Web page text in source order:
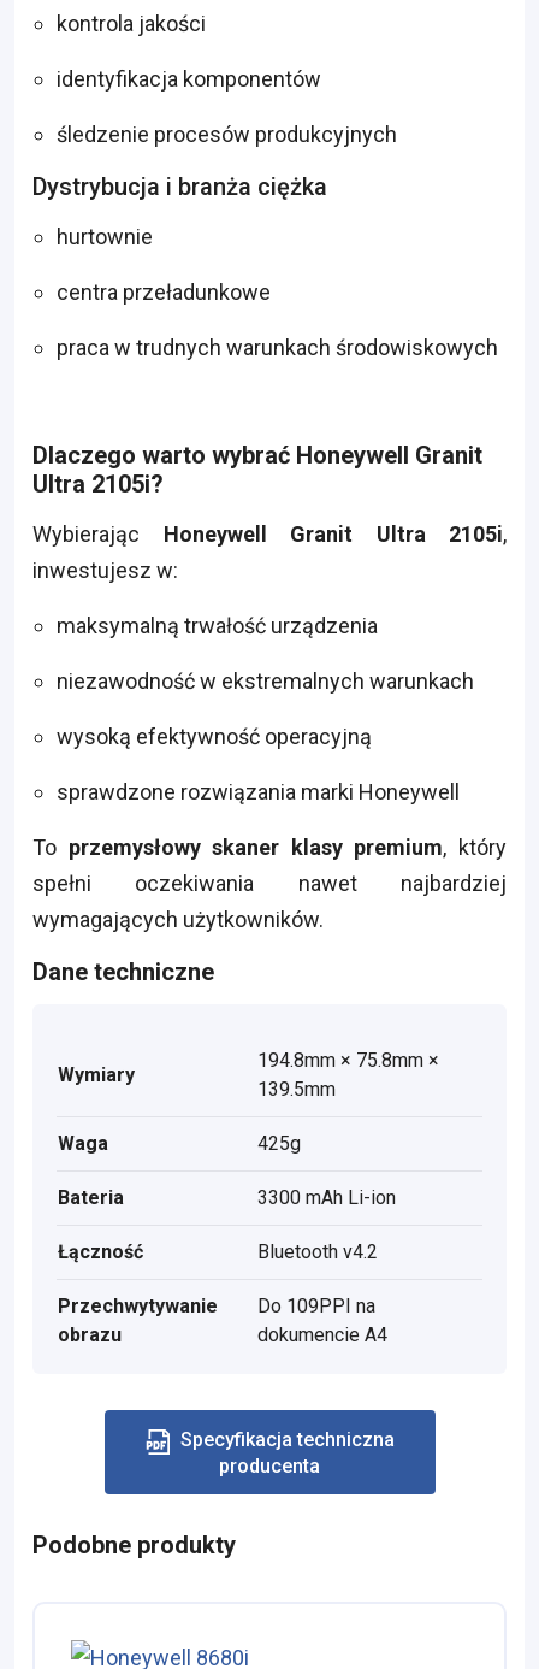
kontrola jakości
identyfikacja komponentów
śledzenie procesów produkcyjnych
Dystrybucja i branża ciężka
hurtownie
centra przeładunkowe
praca w trudnych warunkach środowiskowych
Dlaczego warto wybrać Honeywell Granit
Ultra 2105i?
Wybierając Honeywell Granit Ultra 2105i,
inwestujesz w:
maksymalną trwałość urządzenia
niezawodność w ekstremalnych warunkach
wysoką efektywność operacyjną
sprawdzone rozwiązania marki Honeywell
To przemysłowy skaner klasy premium, który
spełni oczekiwania nawet najbardziej
wymagających użytkowników.
Dane techniczne
Wymiary
194.8mm × 75.8mm ×
139.5mm
Waga 425g
Bateria 3300 mAh Li-ion
Łączność Bluetooth v4.2
Przechwytywanie
obrazu
Do 109PPI na
dokumencie A4
Specyfikacja techniczna
producenta
Podobne produkty